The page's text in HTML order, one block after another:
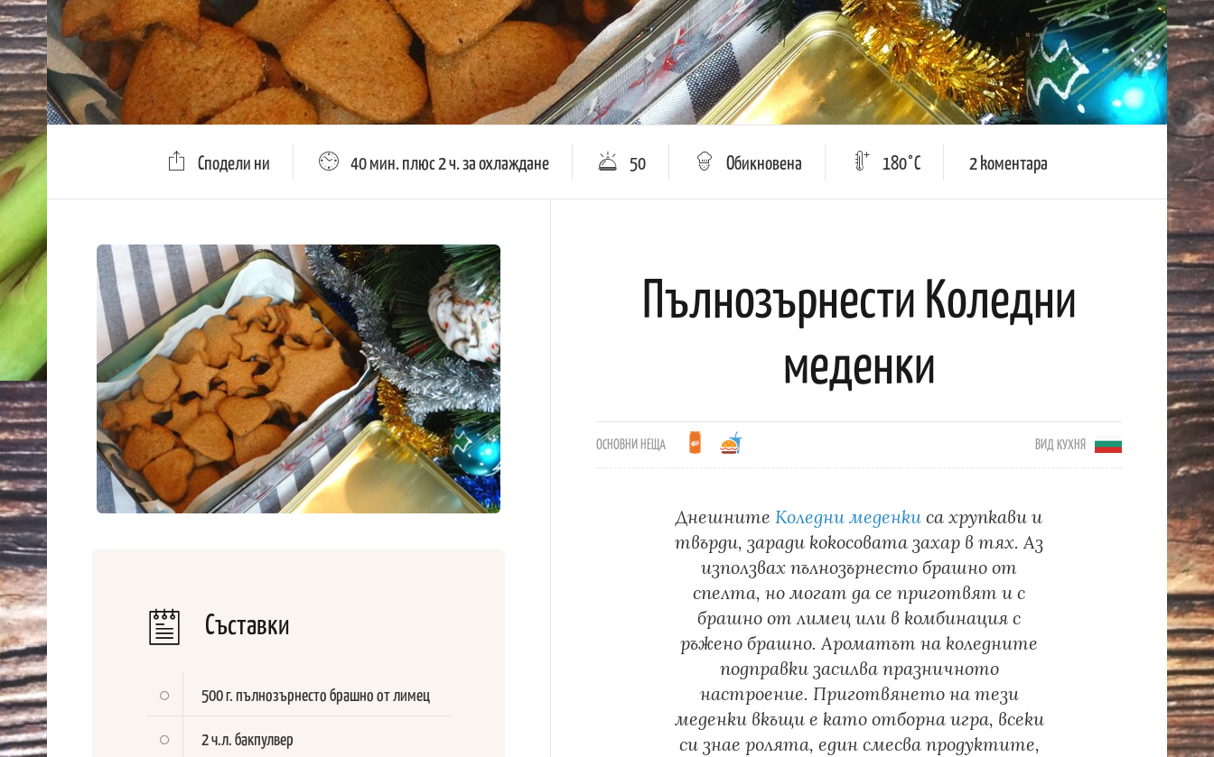
Сподели ни 40 мин. плюс 2 ч. за охлаждане 50 Обикновена 180°C 2 kоментара
Съставки
500 г. пълнозърнесто брашно от лимец
2 ч.л. бакпулвер
Пълнозърнести Коледни
меденки
ОСНОВНИ НЕЩА ВИД КУХНЯ
Днешните Коледни меденки са хрупкави и
твърди, заради кокосовата захар в тях. Аз
използвах пълнозърнесто брашно от
спелта, но могат да се приготвят и с
брашно от лимец или в комбинация с
ръжено брашно. Ароматът на коледните
подправки засилва празничното
настроение. Приготвянето на тези
меденки вкъщи е като отборна игра, всеки
си знае ролята, един смесва продуктите,